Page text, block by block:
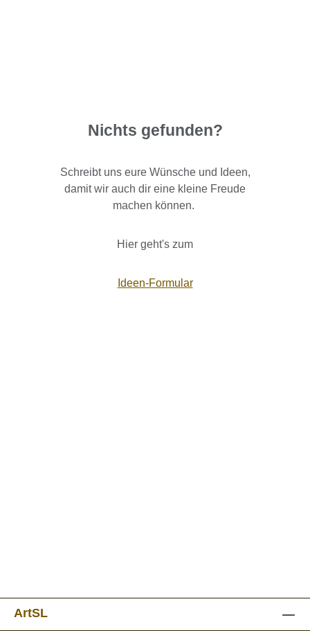
Nichts gefunden?
Schreibt uns eure Wünsche und Ideen,
damit wir auch dir eine kleine Freude
machen können.
Hier geht's zum
Ideen-Formular
ArtSL